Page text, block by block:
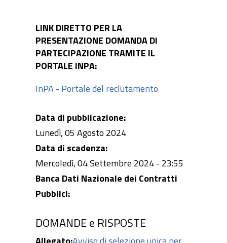
LINK DIRETTO PER LA
PRESENTAZIONE DOMANDA DI
PARTECIPAZIONE TRAMITE IL
PORTALE INPA:
InPA - Portale del reclutamento
Data di pubblicazione:
Lunedì, 05 Agosto 2024
Data di scadenza:
Mercoledì, 04 Settembre 2024 - 23:55
Banca Dati Nazionale dei Contratti
Pubblici:
DOMANDE e RISPOSTE